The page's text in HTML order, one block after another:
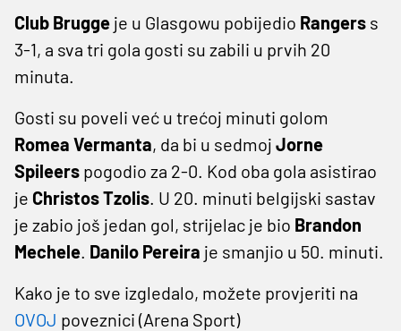
Club Brugge je u Glasgowu pobijedio Rangers s
3-1, a sva tri gola gosti su zabili u prvih 20
minuta.
Gosti su poveli već u trećoj minuti golom
Romea Vermanta, da bi u sedmoj Jorne
Spileers pogodio za 2-0. Kod oba gola asistirao
je Christos Tzolis. U 20. minuti belgijski sastav
je zabio još jedan gol, strijelac je bio Brandon
Mechele. Danilo Pereira je smanjio u 50. minuti.
Kako je to sve izgledalo, možete provjeriti na
OVOJ poveznici (Arena Sport)